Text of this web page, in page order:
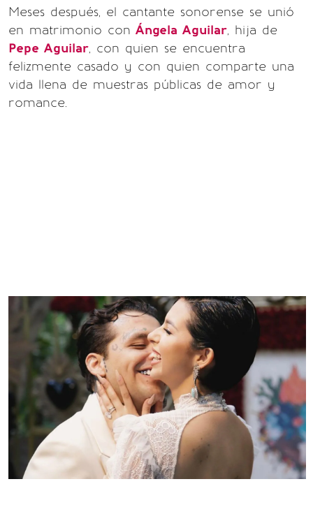
Meses después, el cantante sonorense se unió
en matrimonio con Ángela Aguilar, hija de
Pepe Aguilar, con quien se encuentra
felizmente casado y con quien comparte una
vida llena de muestras públicas de amor y
romance.